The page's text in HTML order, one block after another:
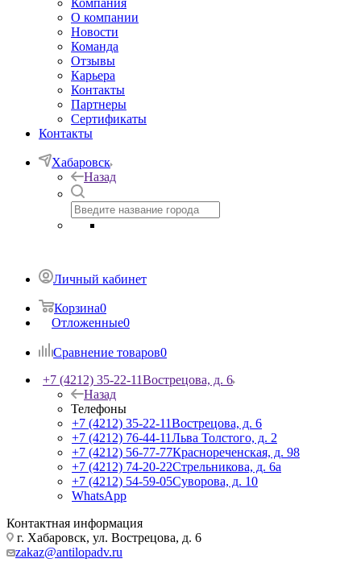
Компания
О компании
Новости
Команда
Отзывы
Карьера
Контакты
Партнеры
Сертификаты
Контакты
Хабаровск
Назад
Личный кабинет
Корзина0
Отложенные0
Сравнение товаров0
+7 (4212) 35-22-11Вострецова, д. 6
Назад
Телефоны
+7 (4212) 35-22-11Вострецова, д. 6
+7 (4212) 76-44-11Льва Толстого, д. 2
+7 (4212) 56-77-77Краснореченская, д. 98
+7 (4212) 74-20-22Стрельникова, д. 6а
+7 (4212) 54-59-05Суворова, д. 10
WhatsApp
Контактная информация
г. Хабаровск, ул. Вострецова, д. 6
zakaz@antilopadv.ru